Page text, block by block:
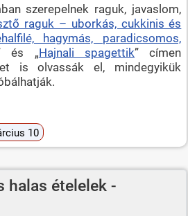
szerepelnek raguk, javaslom,
raguk – uborkás, cukkinis és
hagymás, paradicsomos,
és „Hajnali spagettik” címen
is olvassák el, mindegyikük
10
halas ételelek -